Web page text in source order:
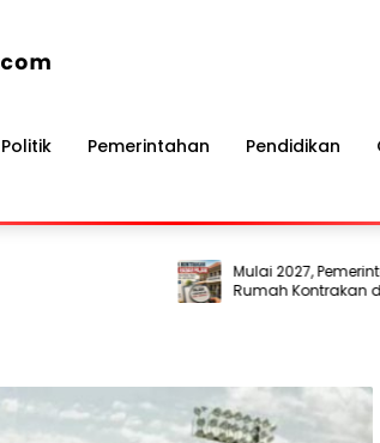
Politik Pemerintahan Pendidikan
Mulai 2027, Pemerintah
Rumah Kontrakan dan